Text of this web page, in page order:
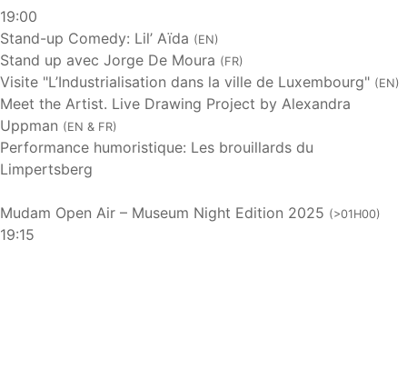
19:00
Stand-up Comedy: Lil’ Aïda (EN)
Stand up avec Jorge De Moura (FR)
Visite "L’Industrialisation dans la ville de Luxembourg" (EN)
Meet the Artist. Live Drawing Project by Alexandra
Uppman (EN & FR)
Performance humoristique: Les brouillards du
Limpertsberg
Mudam Open Air – Museum Night Edition 2025 (>01H00)
19:15